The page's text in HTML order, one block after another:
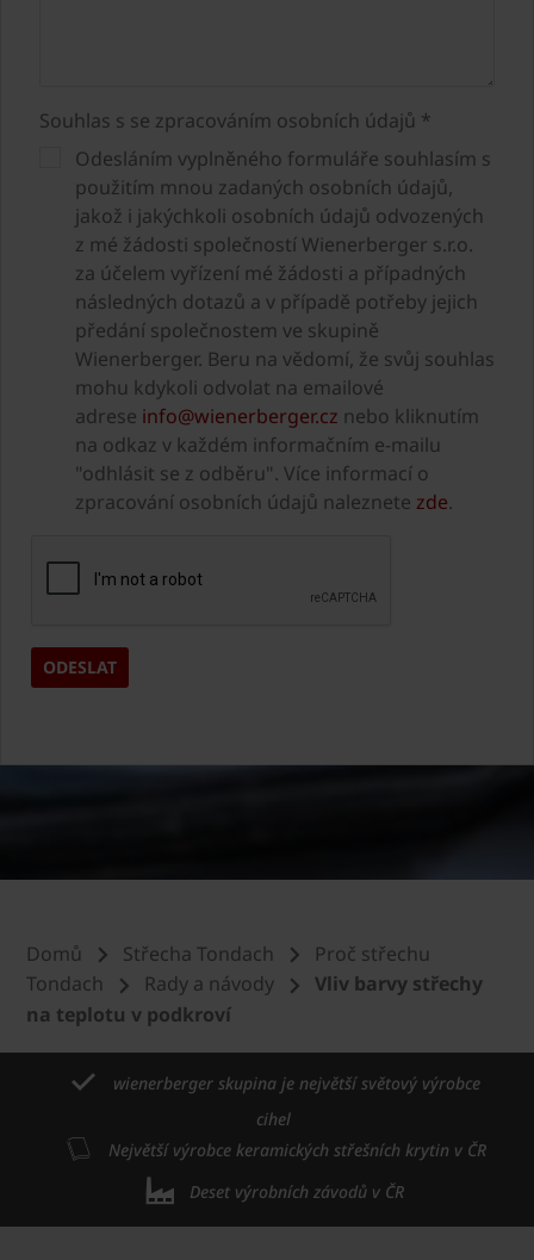
Souhlas s se zpracováním osobních údajů *
Odesláním vyplněného formuláře souhlasím s
použitím mnou zadaných osobních údajů,
jakož i jakýchkoli osobních údajů odvozených
z mé žádosti společností Wienerberger s.r.o.
za účelem vyřízení mé žádosti a případných
následných dotazů a v případě potřeby jejich
předání společnostem ve skupině
Wienerberger. Beru na vědomí, že svůj souhlas
mohu kdykoli odvolat na emailové
adrese info@wienerberger.cz nebo kliknutím
na odkaz v každém informačním e-mailu
"odhlásit se z odběru". Více informací o
zpracování osobních údajů naleznete zde.
Domů Střecha Tondach
Proč střechu
Tondach
Rady a návody
Vliv barvy střechy
na teplotu v podkroví
wienerberger skupina je největší světový výrobce
cihel
Největší výrobce keramických střešních krytin v ČR
Deset výrobních závodů v ČR